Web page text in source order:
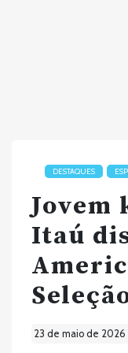
DESTAQUES
Jovem
Itaú
23 de maio de 2026